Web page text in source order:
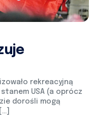
rekreacyjną
stanem USA (a oprócz
dorośli mogą